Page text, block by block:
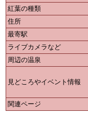
紅葉の種類
住所
最寄駅
ライブカメラなど
周辺の温泉
見どころやイベント情報
関連ページ